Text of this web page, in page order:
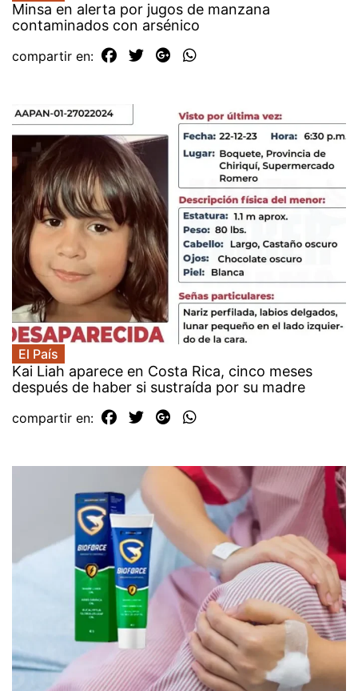
Minsa en alerta por jugos de manzana
contaminados con arsénico
compartir en:
El País
Kai Liah aparece en Costa Rica, cinco meses
después de haber si sustraída por su madre
compartir en: